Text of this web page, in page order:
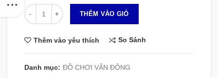
Số lượng
THÊM VÀO GIỎ
Thêm vào yêu thích So Sánh
Danh mục: ĐỒ CHƠI VẬN ĐỘNG